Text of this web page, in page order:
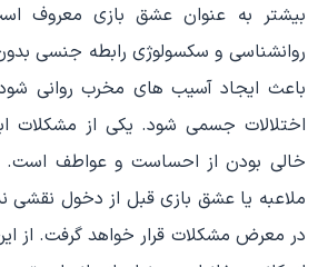
بیشتر به عنوان عشق بازی معروف
روانشناسی و سکسولوژی رابطه جنسی
باعث ایجاد آسیب های مخرب روانی
اختلالات جسمی شود. یکی از مشکلات
خالی بودن از احساست و عواطف است.
ملاعبه یا عشق بازی قبل از دخول نقشی
در معرض مشکلات قرار خواهد گرفت. از